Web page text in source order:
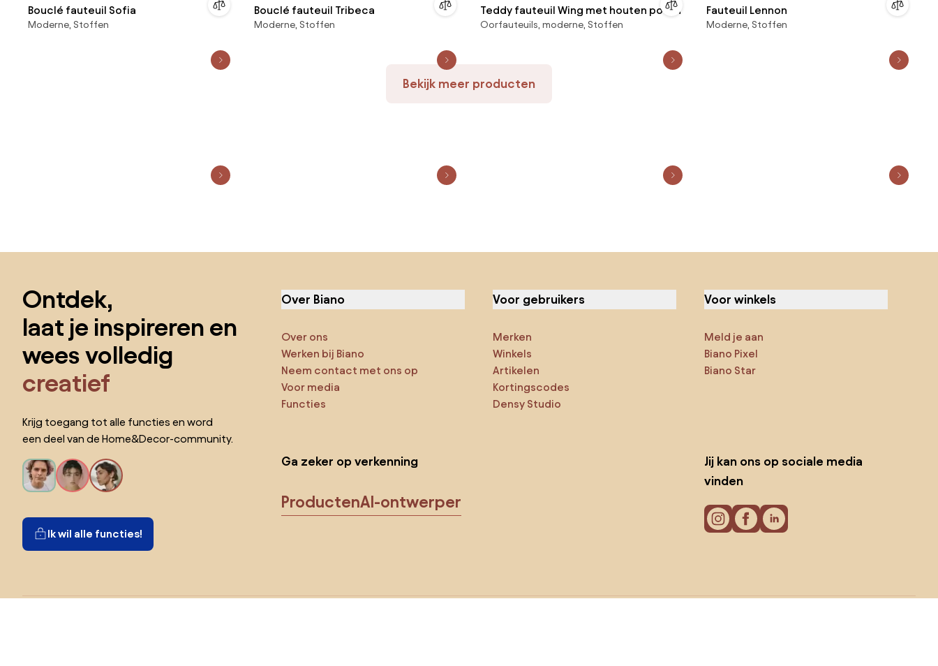
Bouclé fauteuil Sofia
Moderne, Stoffen
Bouclé fauteuil Tribeca
Moderne, Stoffen
Teddy fauteuil Wing met houten poten
Oorfauteuils, moderne, Stoffen
Fauteuil Lennon
Moderne, Stoffen
Bekijk meer producten
Ontdek,
laat je inspireren en
wees volledig
creatief
Krijg toegang tot alle functies en word
een deel van de Home&Decor-community.
Ik wil alle functies!
Over Biano
Over ons
Werken bij Biano
Neem contact met ons op
Voor media
Functies
Voor gebruikers
Merken
Winkels
Artikelen
Kortingscodes
Densy Studio
Voor winkels
Meld je aan
Biano Pixel
Biano Star
Ga zeker op verkenning
ProductenAI-ontwerper
Jij kan ons op sociale media
vinden